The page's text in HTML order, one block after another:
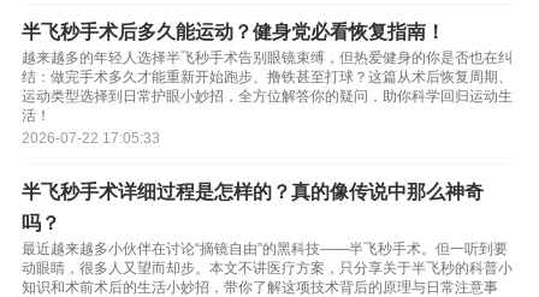
半飞秒手术后多久能运动？健身党必看恢复指南！
越来越多的年轻人选择半飞秒手术告别眼镜束缚，但热爱健身的你是否也在纠
结：做完手术多久才能重新开始跑步、撸铁甚至打球？这篇从术后恢复周期、
运动类型选择到日常护眼小妙招，全方位解答你的疑问，助你科学回归运动生
活！
2026-07-22 17:05:33
半飞秒手术详细过程是怎样的？真的像传说中那么神奇
吗？
最近越来越多小伙伴在讨论“摘镜自由”的黑科技——半飞秒手术。但一听到要
动眼睛，很多人又望而却步。本文不讲医疗方案，只分享关于半飞秒的科普小
知识和术前术后的生活小妙招，带你了解这项技术背后的原理与日常注意事